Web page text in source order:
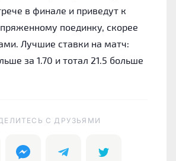
в финале и приведут к
поединку, скорее
Лучшие ставки на матч:
за 1.70 и тотал 21.5 больше
C ДРУЗЬЯМИ